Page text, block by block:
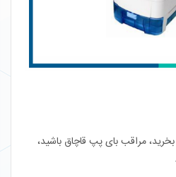
مراقب بای پپ قاچاق باشید،